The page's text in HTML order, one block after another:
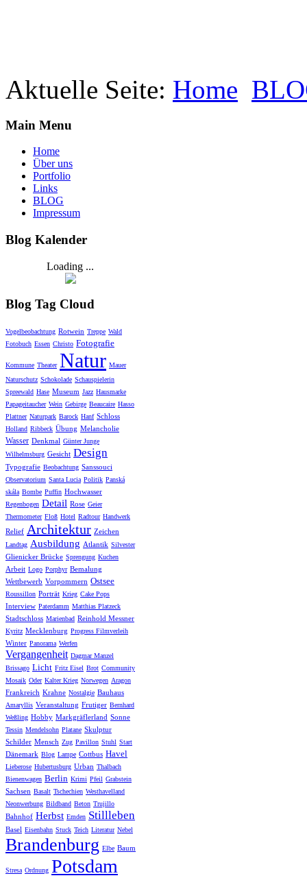
Aktuelle Seite: Home
Main Menu
Home
Über uns
Portfolio
Links
BLOG
Impressum
Blog Kalender
Loading ...
Blog Tag Cloud
Vogelbeobachtung Rotwein Treppe Wald
Fotobuch Essen Christo Fotografie
Kommune Theater Natur Mauer
Naturschutz Schokolade Schauspielerin
Spreewald Hase Museum Jazz Hausmarke
Papageitaucher Wein Gebirge Beaucaire Hasso
Plattner Naturpark Barock Hanf Schloss
Holland Ribbeck Übung Melancholie
Wasser Denkmal Günter Junge
Wilhelmsburg Gesicht Design
Typografie Beobachtung Sanssouci
Observatorium Santa Lucia Politik Panská
skála Bombe Puffin Hochwasser
Regenbogen Detail Rose Geier
Thermometer Floß Hotel Radtour Handwerk
Relief Architektur Zeichen
Landtag Ausbildung Atlantik Silvester
Glienicker Brücke Sprengung Kuchen
Arbeit Logo Porphyr Bemalung
Wettbewerb Vorpommern Ostsee
Roussillon Porträt Krieg Cake Pops
Interview Paterdamm Matthias Platzeck
Stadtschloss Marienbad Reinhold Messner
Kyritz Mecklenburg Progress Filmverleih
Winter Panorama Werfen
Vergangenheit Dagmar Manzel
Brissago Licht Fritz Eisel Brot Community
Mosaik Oder Kalter Krieg Norwegen Aragon
Frankreich Krahne Nostalgie Bauhaus
Amaryllis Veranstaltung Frutiger Bernhard
Weßling Hobby Markgräflerland Sonne
Tessin Mendelsohn Platane Skulptur
Schilder Mensch Zug Pavillon Stuhl Start
Dänemark Blog Lampe Cottbus Havel
Lieberose Hubertusburg Urban Thalbach
Bienenwagen Berlin Krimi Pfeil Grabstein
Sachsen Basalt Tschechien Westhavelland
Neonwerbung Bildband Beton Trujillo
Bahnhof Herbst Emden Stillleben
Basel Eisenbahn Stuck Teich Literatur Nebel
Brandenburg Elbe Baum
Stresa Ordnung Potsdam